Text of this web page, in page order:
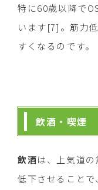
特に60歳以降で
います[7]。筋力
すくなるのです。
飲酒・喫煙
飲酒は、上気道
低下させることで